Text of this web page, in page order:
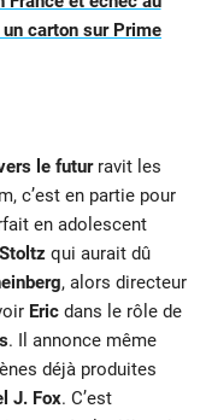
carton sur Prime
le futurravit les
c’est en partie pour
en adolescent
qui aurait dû
, alors directeur
Eric dans le rôle de
. Il annonce même
déjà produites
J. Fox. C’est